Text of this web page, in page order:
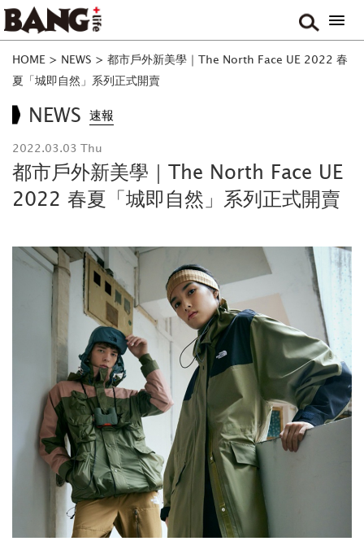
HOME > NEWS > 都市戶外新美學｜The North Face UE 2022 春
夏「城即自然」系列正式開賣
NEWS 速報
2022.03.03 Thu
都市戶外新美學｜The North Face UE
2022 春夏「城即自然」系列正式開賣